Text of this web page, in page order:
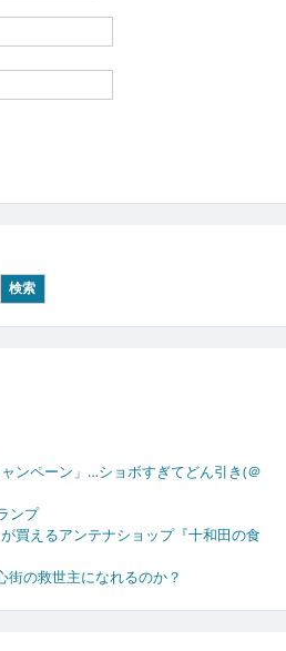
検索
ンペーン」…ショボすぎてどん引き(＠
ンプ
買えるアンテナショップ『十和田の食
街の救世主になれるのか？